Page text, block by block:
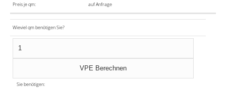
Preis je qm: auf Anfrage
Wieviel qm benötigen Sie?
Sie benötigen: